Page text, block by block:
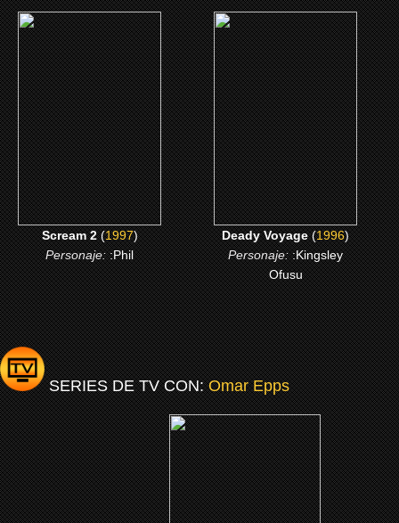
(1997)
Scream 2
CLICK ME
Scream 2(1997)
Personaje::Phil
(1996)
Deady Voyage
CLICK ME
Deady Voyage(1996)
Personaje::Kingsley
Ofusu
SERIES DE TV CON:Omar Epps